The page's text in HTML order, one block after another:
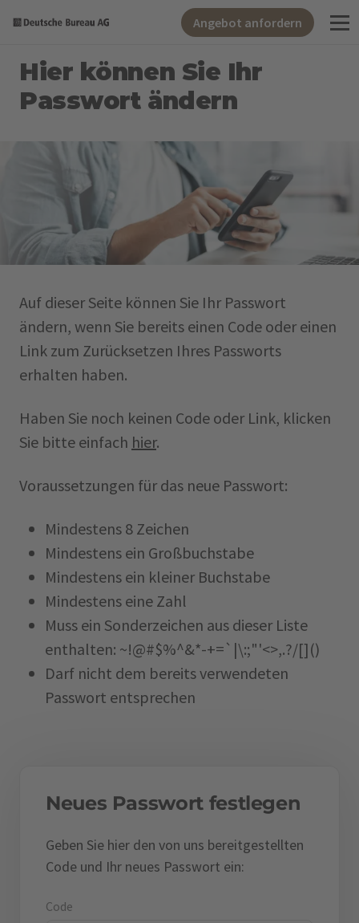
Angebot anfordern
Hier können Sie Ihr
Passwort ändern
Auf dieser Seite können Sie Ihr Passwort
ändern, wenn Sie bereits einen Code oder einen
Link zum Zurücksetzen Ihres Passworts
erhalten haben.
Haben Sie noch keinen Code oder Link, klicken
Sie bitte einfach hier.
Voraussetzungen für das neue Passwort:
Mindestens 8 Zeichen
Mindestens ein Großbuchstabe
Mindestens ein kleiner Buchstabe
Mindestens eine Zahl
Muss ein Sonderzeichen aus dieser Liste
enthalten: ~!@#$%^&*-+=`|\:;"'<>,.?/[]()
Darf nicht dem bereits verwendeten
Passwort entsprechen
Neues Passwort festlegen
Geben Sie hier den von uns bereitgestellten
Code und Ihr neues Passwort ein:
Code